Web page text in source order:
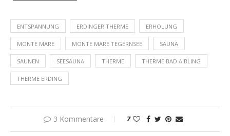
ENTSPANNUNG ERDINGER THERME ERHOLUNG
MONTE MARE MONTE MARE TEGERNSEE SAUNA
SAUNEN SEESAUNA THERME THERME BAD AIBLING
THERME ERDING
3 Kommentare 7